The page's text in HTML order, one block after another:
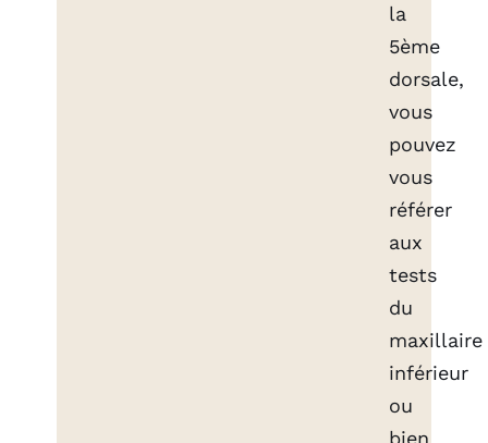
la
5ème
dorsale,
vous
pouvez
vous
référer
aux
tests
du
maxillaire
inférieur
ou
bien